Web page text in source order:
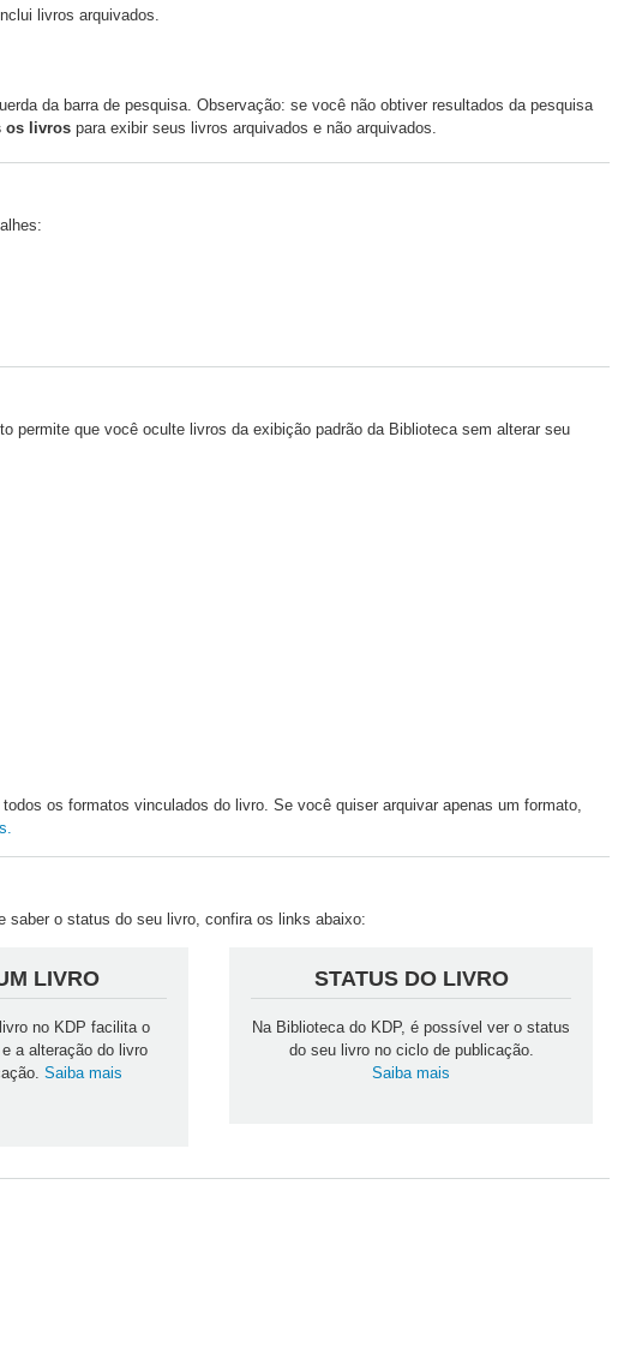
livros arquivados.
da barra de pesquisa. Observação: se você não obtiver resultados da pesquisa
os livros para exibir seus livros arquivados e não arquivados.
permite que você oculte livros da exibição padrão da Biblioteca sem alterar seu
os formatos vinculados do livro. Se você quiser arquivar apenas um formato,
saber o status do seu livro, confira os links abaixo:
LIVRO
no KDP facilita o
a alteração do livro
Saiba mais
STATUS DO LIVRO
Na Biblioteca do KDP, é possível ver o status
do seu livro no ciclo de publicação.
Saiba mais